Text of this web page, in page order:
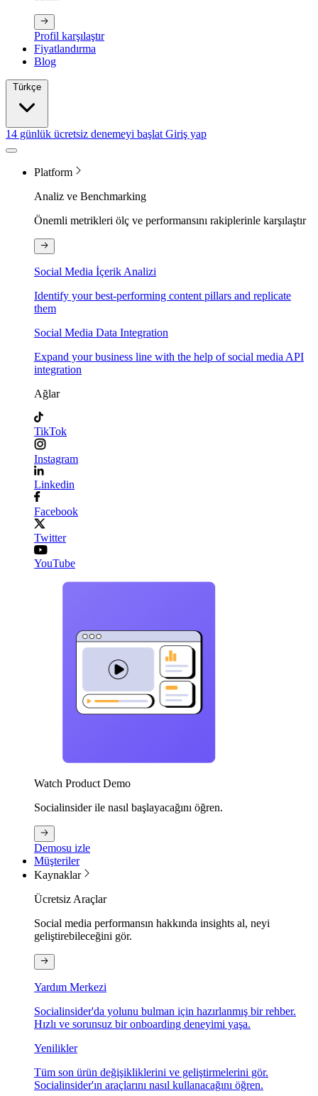
Profil karşılaştır
Fiyatlandırma
Blog
14 günlük ücretsiz denemeyi başlat Giriş yap
Platform
Analiz ve Benchmarking
Önemli metrikleri ölç ve performansını rakiplerinle karşılaştır
Social Media İçerik Analizi
Identify your best-performing content pillars and replicate
them
Social Media Data Integration
Expand your business line with the help of social media API
integration
Ağlar
TikTok
Instagram
Linkedin
Facebook
Twitter
YouTube
Watch Product Demo
Socialinsider ile nasıl başlayacağını öğren.
Demosu izle
Müşteriler
Kaynaklar
Ücretsiz Araçlar
Social media performansın hakkında insights al, neyi
geliştirebileceğini gör.
Yardım Merkezi
Socialinsider'da yolunu bulman için hazırlanmış bir rehber.
Hızlı ve sorunsuz bir onboarding deneyimi yaşa.
Yenilikler
Tüm son ürün değişikliklerini ve geliştirmelerini gör.
Socialinsider'ın araçlarını nasıl kullanacağını öğren.